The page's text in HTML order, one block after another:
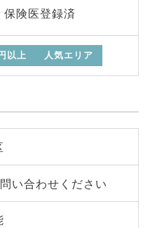
保険医登録済
以上 人気エリア
い合わせください